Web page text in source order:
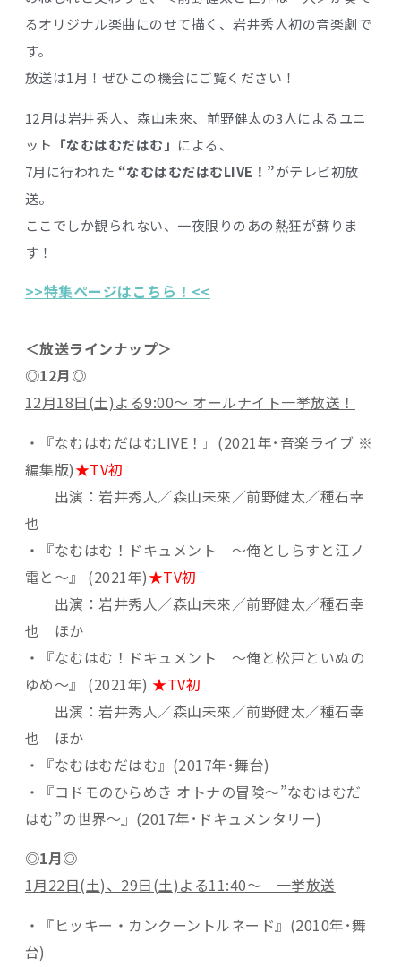
るオリジナル楽曲にのせて描く、岩井秀人初の音楽劇で
す。
放送は1月！ぜひこの機会にご覧ください！
12月は岩井秀人、森山未來、前野健太の3人によるユニ
ット 「なむはむだはむ」 による、
7月に行われた “なむはむだはむLIVE！”がテレビ初放
送。
ここでしか観られない、一夜限りのあの熱狂が蘇りま
す！
>>特集ページはこちら！<<
＜放送ラインナップ＞
◎12月◎
12月18日(土)よる9:00～ オールナイト一挙放送！
・『なむはむだはむLIVE！』(2021年･音楽ライブ ※
編集版)★TV初
出演：岩井秀人／森山未來／前野健太／種石幸
也
・『なむはむ！ドキュメント 〜俺としらすと江ノ
電と〜』 (2021年)★TV初
出演：岩井秀人／森山未來／前野健太／種石幸
也 ほか
・『なむはむ！ドキュメント 〜俺と松戸といぬの
ゆめ〜』 (2021年) ★TV初
出演：岩井秀人／森山未來／前野健太／種石幸
也 ほか
・『なむはむだはむ』(2017年･舞台)
・『コドモのひらめき オトナの冒険〜”なむはむだ
はむ”の世界〜』(2017年･ドキュメンタリー)
◎1月◎
1月22日(土)、29日(土)よる11:40～ 一挙放送
・『ヒッキー・カンクーントルネード』(2010年･舞
台)